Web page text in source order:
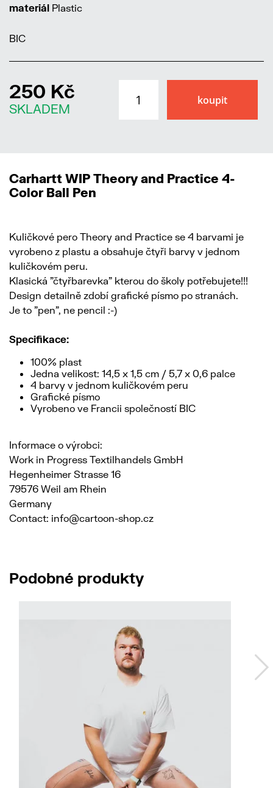
materiál Plastic
BIC
250 Kč
SKLADEM
Carhartt WIP Theory and Practice 4-
Color Ball Pen
Kuličkové pero Theory and Practice se 4 barvami je
vyrobeno z plastu a obsahuje čtyři barvy v jednom
kuličkovém peru.
Klasická "čtyřbarevka" kterou do školy potřebujete!!!
Design detailně zdobí grafické písmo po stranách.
Je to "pen", ne pencil :-)
Specifikace:
100% plast
Jedna velikost: 14,5 x 1,5 cm / 5,7 x 0,6 palce
4 barvy v jednom kuličkovém peru
Grafické písmo
Vyrobeno ve Francii společností BIC
Informace o výrobci:
Work in Progress Textilhandels GmbH
Hegenheimer Strasse 16
79576 Weil am Rhein
Germany
Contact: info@cartoon-shop.cz
Podobné produkty